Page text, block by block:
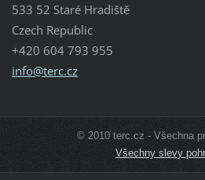
533 52 Staré Hradiště
Czech Republic
+420 604 793 955
info@terc.cz
© 2010 terc.cz - Všechna
Všechny slevy